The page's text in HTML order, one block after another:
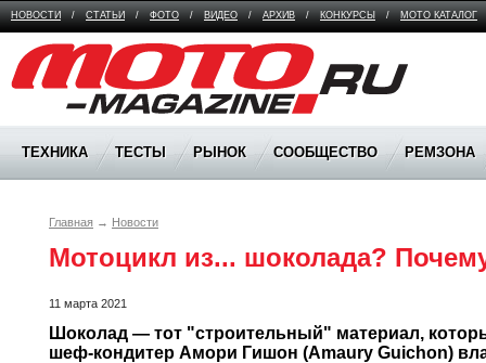
НОВОСТИ / СТАТЬИ / ФОТО / ВИДЕО / АРХИВ / КОНКУРСЫ / МОТО КАТАЛОГ
Moto Magazine
ТЕХНИКА ТЕСТЫ РЫНОК СООБЩЕСТВО РЕМЗОНА
Главная → Новости
Мотоцикл из... шоколада?
11 марта 2021
Шоколад — тот "строительный" материал,
шеф-кондитер Амори Гишон (Amaury Guichon)